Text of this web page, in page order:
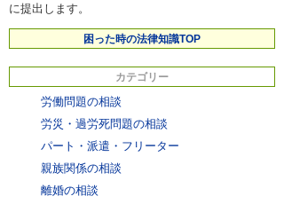
に提出します。
困った時の法律知識TOP
カテゴリー
労働問題の相談
労災・過労死問題の相談
パート・派遣・フリーター
親族関係の相談
離婚の相談